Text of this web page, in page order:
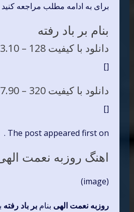
برای به ادامه مطلب مراجعه
بنام بر باد رفته
دانلود با کیفیت 128 – 3.10 مگابایت
[]
دانلود با کیفیت 320 – 7.90 مگابایت
[]
The post appeared first on .
اهنگ روزبه نعمت
(image)
روزبه نعمت الهی بنام بر باد رفته